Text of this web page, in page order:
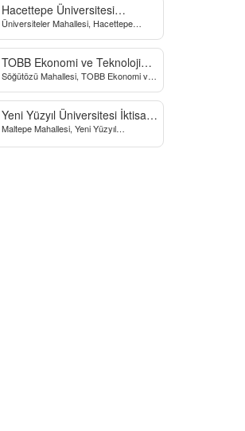
Hacettepe Üniversitesi
Biyomekanik Laboratuvarı
Üniversiteler Mahallesi, Hacettepe
Yo, Çankaya/Ankara, Türkiye
TOBB Ekonomi ve Teknoloji
Üniversitesi
Söğütözü Mahallesi, TOBB Ekonomi ve
Caddesi, Ankara, Türkiye
Yeni Yüzyıl Üniversitesi İktisadi
ve İdari Bilimler Fakültesi
Maltepe Mahallesi, Yeni Yüzyıl